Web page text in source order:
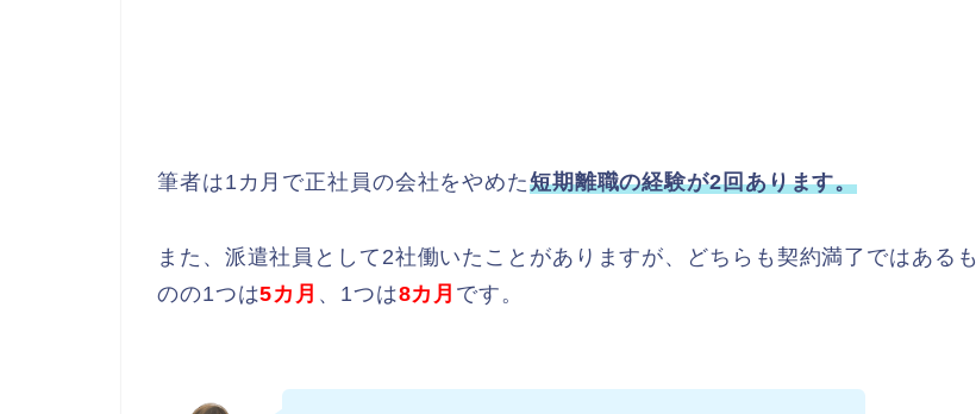
筆者は1カ月で正社員の会社をやめた短期離職の経験が2回あります。
また、派遣社員として2社働いたことがありますが、どちらも契約満了ではあるも
のの1つは5カ月 、1つは8カ月 です。